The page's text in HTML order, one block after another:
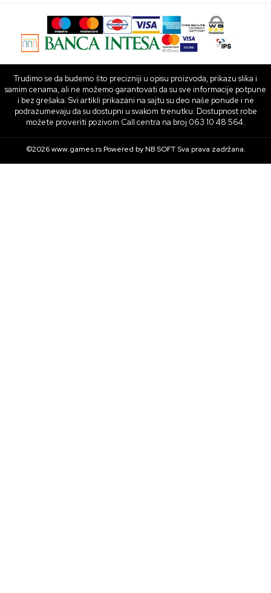
Trudimo se da budemo što precizniji u opisu proizvoda, prikazu slika i
samim cenama, ali ne možemo garantovati da su sve informacije potpune
i bez grešaka. Svi artikli prikazani na sajtu su deo naše ponude i ne
podrazumevaju da su dostupni u svakom trenutku. Dostupnost robe
možete proveriti pozivom Call centra na broj 063 10 48 564.
©2026www.games.rs Powered byNB SOFTSva prava zadržana.